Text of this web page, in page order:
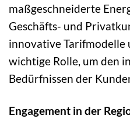
maßgeschneiderte
Geschäfts- und
innovative Tarifmodelle
wichtige Rolle, um den
Bedürfnissen der
Engagement in der